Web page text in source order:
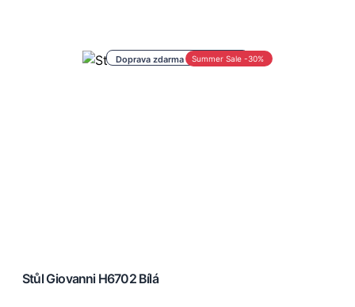
Doprava zdarma nad 1 000 Kč
Summer Sale -30%
Stůl Giovanni H6702 Bílá